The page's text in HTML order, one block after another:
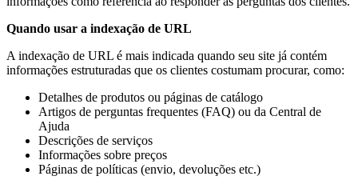
Quando usar a indexação de URL
A indexação de URL é mais indicada quando seu site já contém
informações estruturadas que os clientes costumam procurar, como:
Detalhes de produtos ou páginas de catálogo
Artigos de perguntas frequentes (FAQ) ou da Central de
Ajuda
Descrições de serviços
Informações sobre preços
Páginas de políticas (envio, devoluções etc.)